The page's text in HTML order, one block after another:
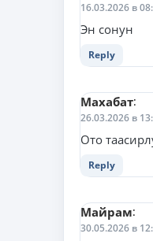
16.03.2026 в
Эн сонун
Reply
Махабат:
26.03.2026 в
Ото
Reply
Майрам:
30.05.2026 в